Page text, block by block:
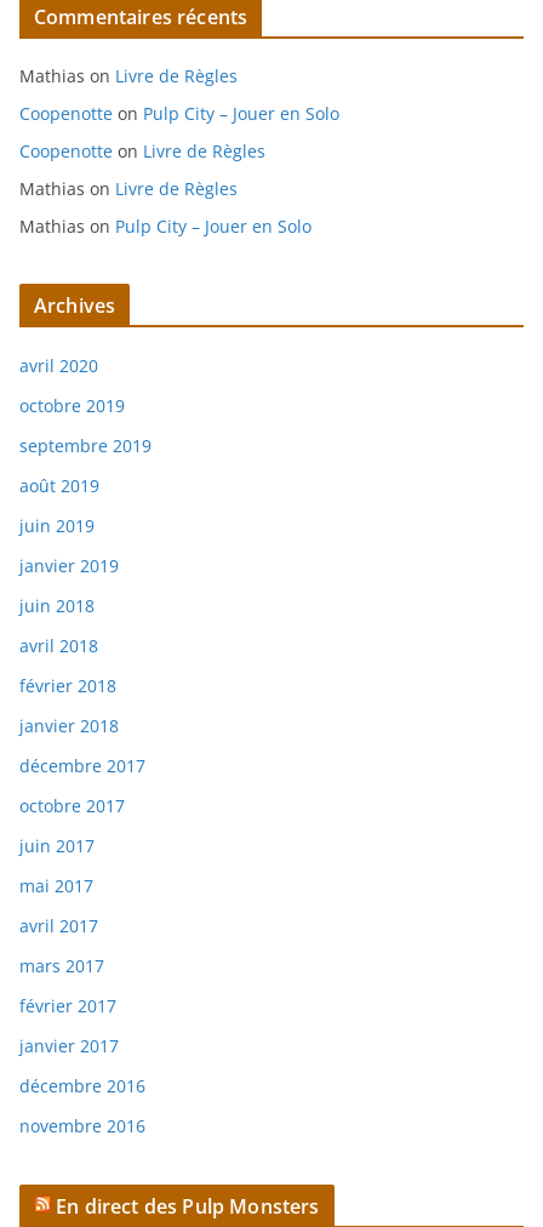
Commentaires récents
Mathias on Livre de Règles
Coopenotte on Pulp City – Jouer en Solo
Coopenotte on Livre de Règles
Mathias on Livre de Règles
Mathias on Pulp City – Jouer en Solo
Archives
avril 2020
octobre 2019
septembre 2019
août 2019
juin 2019
janvier 2019
juin 2018
avril 2018
février 2018
janvier 2018
décembre 2017
octobre 2017
juin 2017
mai 2017
avril 2017
mars 2017
février 2017
janvier 2017
décembre 2016
novembre 2016
En direct des Pulp Monsters